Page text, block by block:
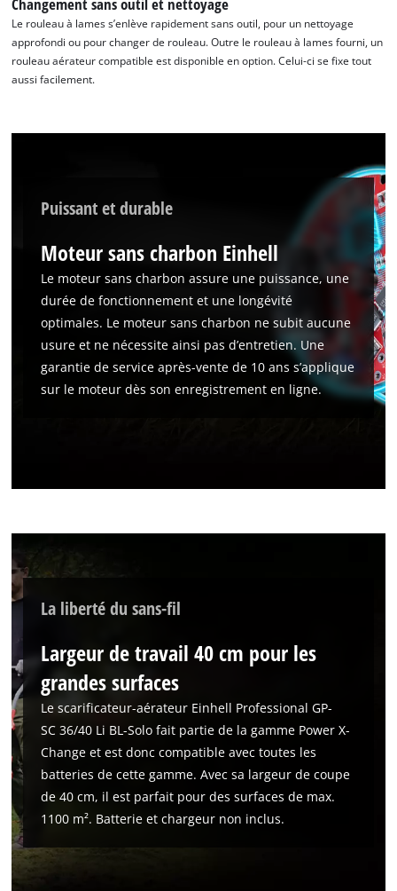
Nous avons besoin de ton accord pour
pouvoir charger Google Maps !
This content is not permitted to load due
Usercentrics Consent
Le rouleau à lames s’enlève rapidement sans outil, pour un nettoyage
approfondi ou pour changer de rouleau. Outre le rouleau à lames fourni, un
rouleau aérateur compatible est disponible en option. Celui-ci se fixe tout
aussi facilement.
Puissant et durable
Moteur sans charbon Einhell
Le moteur sans charbon assure une puissance, une
durée de fonctionnement et une longévité
optimales. Le moteur sans charbon ne subit aucune
usure et ne nécessite ainsi pas d’entretien. Une
garantie de service après-vente de 10 ans s’applique
sur le moteur dès son enregistrement en ligne.
La liberté du sans-fil
Largeur de travail 40 cm pour les
grandes surfaces
Le scarificateur-aérateur Einhell Professional GP-
SC 36/40 Li BL-Solo fait partie de la gamme Power X-
Change et est donc compatible avec toutes les
batteries de cette gamme. Avec sa largeur de coupe
de 40 cm, il est parfait pour des surfaces de max.
1100 m². Batterie et chargeur non inclus.